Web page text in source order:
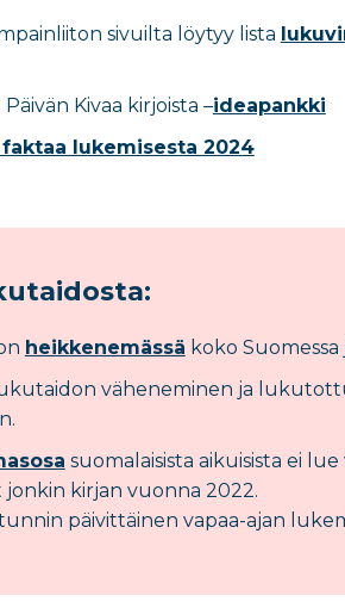
sivuilta löytyy lista
Kivaa kirjoista –ideapankki
faktaa lukemisesta 2024
heikkenemässä koko
väheneminen ja
suomalaisista aikuisista ei
kirjan vuonna 2022.
päivittäinen vapaa-ajan